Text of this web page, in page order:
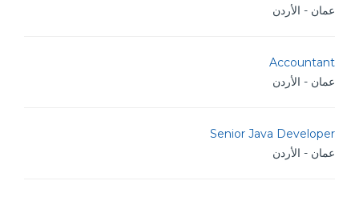
عمان - الأردن
Accountant
عمان - الأردن
Senior Java Developer
عمان - الأردن